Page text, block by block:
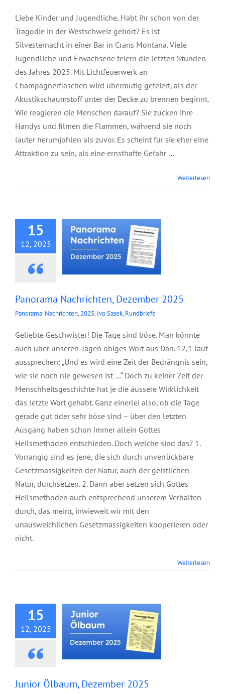
Liebe Kinder und Jugendliche, Habt ihr schon von der
Tragödie in der Westschweiz gehört? Es ist
Silvesternacht in einer Bar in Crans Montana. Viele
Jugendliche und Erwachsene feiern die letzten Stunden
des Jahres 2025. Mit Lichtfeuerwerk an
Champagnerflaschen wird übermütig gefeiert, als der
Akustikschaumstoff unter der Decke zu brennen beginnt.
Wie reagieren die Menschen darauf? Sie zücken ihre
Handys und filmen die Flammen, während sie noch
lauter herumjohlen als zuvor. Es scheint für sie eher eine
Attraktion zu sein, als eine ernsthafte Gefahr …
Weiterlesen
15
12, 2025
Panorama Nachrichten, Dezember 2025
Panorama-Nachrichten, 2025, Ivo Sasek, Rundbriefe
Geliebte Geschwister! Die Tage sind böse. Man könnte
auch über unseren Tagen obiges Wort aus Dan. 12,1 laut
aussprechen: „Und es wird eine Zeit der Bedrängnis sein,
wie sie noch nie gewesen ist …“ Doch zu keiner Zeit der
Menschheitsgeschichte hat je die äussere Wirklichkeit
das letzte Wort gehabt. Ganz einerlei also, ob die Tage
gerade gut oder sehr böse sind – über den letzten
Ausgang haben schon immer allein Gottes
Heilsmethoden entschieden. Doch welche sind das? 1.
Vorrangig sind es jene, die sich durch unverrückbare
Gesetzmässigkeiten der Natur, auch der geistlichen
Natur, durchsetzen. 2. Dann aber setzen sich Gottes
Heilsmethoden auch entsprechend unserem Verhalten
durch, das meint, inwieweit wir mit den
unausweichlichen Gesetzmässigkeiten kooperieren oder
nicht.
Weiterlesen
15
12, 2025
Junior Ölbaum,
Junior Ölbaum, Dezember 2025